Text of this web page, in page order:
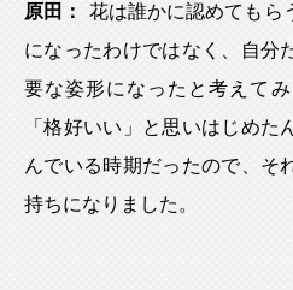
原田：
花は誰かに認めてもら
になったわけではなく、自分
要な姿形になったと考えて
「格好いい」と思いはじめた
んでいる時期だったので、そ
持ちになりました。